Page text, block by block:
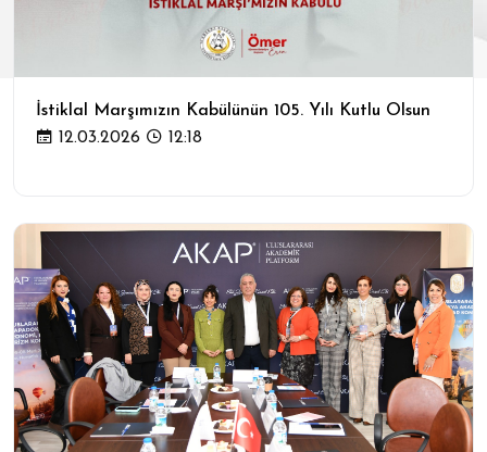
İstiklal Marşımızın Kabülünün 105. Yılı Kutlu Olsun
12.03.2026
12:18